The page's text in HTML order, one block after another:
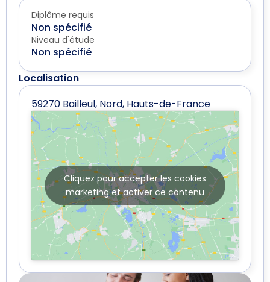
Diplôme requis
Non spécifié
Niveau d'étude
Non spécifié
Localisation
59270 Bailleul, Nord, Hauts-de-France
Cliquez pour accepter les cookies
marketing et activer ce contenu